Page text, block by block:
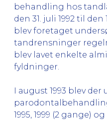
behandling hos
den 31. juli 1992 til
blev foretaget
tandrensninger
blev lavet enkelte
fyldninger.
I august 1993 blev
1995, 1999 (2 gange)